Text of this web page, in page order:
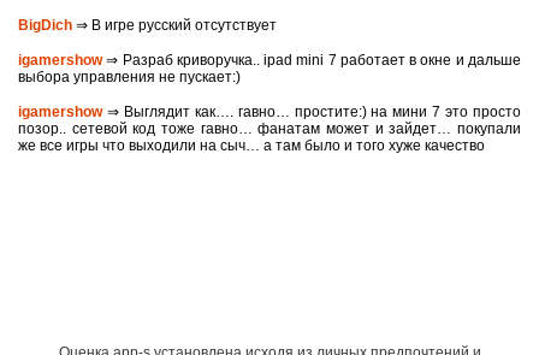
BigDich ⇒ В игре русский отсутствует
igamershow⇒ Разраб криворучка.. ipad mini 7 работает в окне и дальше
выбора управления не пускает:)
igamershow⇒ Выглядит как…. гавно… простите:) на мини 7 это просто
позор.. сетевой код тоже гавно… фанатам может и зайдет… покупали
же все игры что выходили на сыч… а там было и того хуже качество